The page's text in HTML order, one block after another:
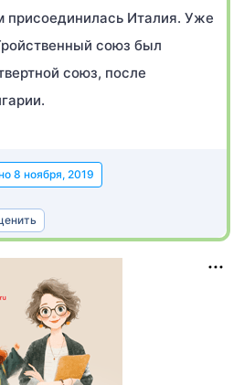
присоединилась Италия. Уже
союз был
союз, после
8 ноября, 2019